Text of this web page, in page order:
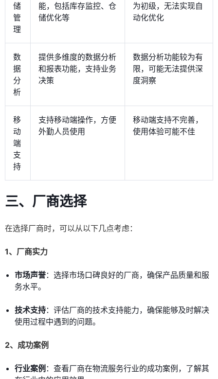
储
管
理
能，包括库存监控、仓
储优化等
为初级，无法实现自
动化优化
数
据
分
析
提供多维度的数据分析
和报表功能，支持业务
决策
数据分析功能较为有
限，可能无法提供深
度洞察
移
动
端
支
持
支持移动端操作，方便
外勤人员使用
移动端支持不完善，
使用体验可能不佳
三、厂商选择
在选择厂商时，可以从以下几点考虑：
1、厂商实力
市场声誉：选择市场口碑良好的厂商，确保产品质量和服
务水平。
技术支持：评估厂商的技术支持能力，确保能够及时解决
使用过程中遇到的问题。
2、成功案例
行业案例 ：查看厂商在物流服务行业的成功案例，了解其